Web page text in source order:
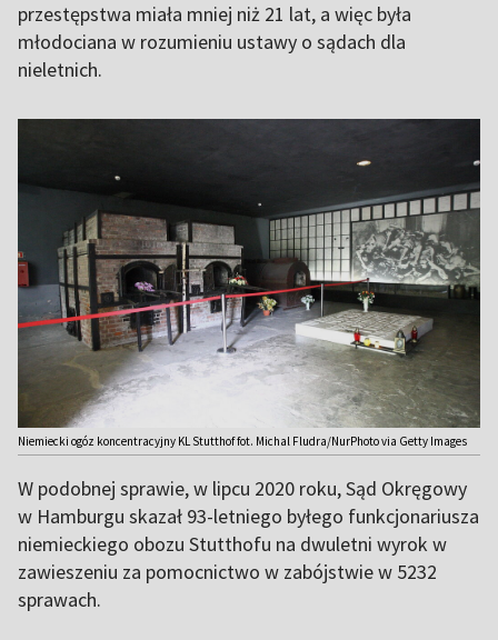
przestępstwa miała mniej niż 21 lat, a więc była
młodociana w rozumieniu ustawy o sądach dla
nieletnich.
Niemiecki ogóz koncentracyjny KL Stutthof fot. Michal Fludra/NurPhoto via Getty Images
W podobnej sprawie, w lipcu 2020 roku, Sąd Okręgowy
w Hamburgu skazał 93-letniego byłego funkcjonariusza
niemieckiego obozu Stutthofu na dwuletni wyrok w
zawieszeniu za pomocnictwo w zabójstwie w 5232
sprawach.